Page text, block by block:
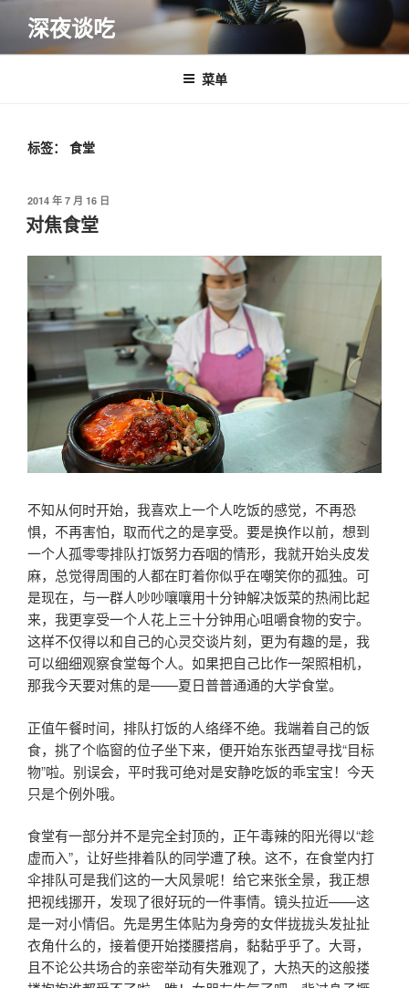
内
深夜谈吃
菜单
标签： 食堂
发
布
于
2014 年 7 月 16 日
对焦食堂
不知从何时开始，我喜欢上一个人吃饭的感觉，不再恐
惧，不再害怕，取而代之的是享受。要是换作以前，想到
一个人孤零零排队打饭努力吞咽的情形，我就开始头皮发
麻，总觉得周围的人都在盯着你似乎在嘲笑你的孤独。可
是现在，与一群人吵吵嚷嚷用十分钟解决饭菜的热闹比起
来，我更享受一个人花上三十分钟用心咀嚼食物的安宁。
这样不仅得以和自己的心灵交谈片刻，更为有趣的是，我
可以细细观察食堂每个人。如果把自己比作一架照相机，
那我今天要对焦的是——夏日普普通通的大学食堂。
正值午餐时间，排队打饭的人络绎不绝。我端着自己的饭
食，挑了个临窗的位子坐下来，便开始东张西望寻找“目标
物”啦。 别误会，平时我可绝对是安静吃饭的乖宝宝！今天
只是个例外哦。
食堂有一部分并不是完全封顶的，正午毒辣的阳光得以“趁
虚而入”，让好些排着队的同学遭了秧。这不，在食堂内打
伞排队可是我们这的一大风景呢！给它来张全景，我正想
把视线挪开，发现了很好玩的一件事情。镜头拉近——这
是一对小情侣。先是男生体贴为身旁的女伴拢拢头发扯扯
衣角什么的，接着便开始搂腰搭肩，黏黏乎乎了。大哥，
且不论公共场合的亲密举动有失雅观了，大热天的这般搂